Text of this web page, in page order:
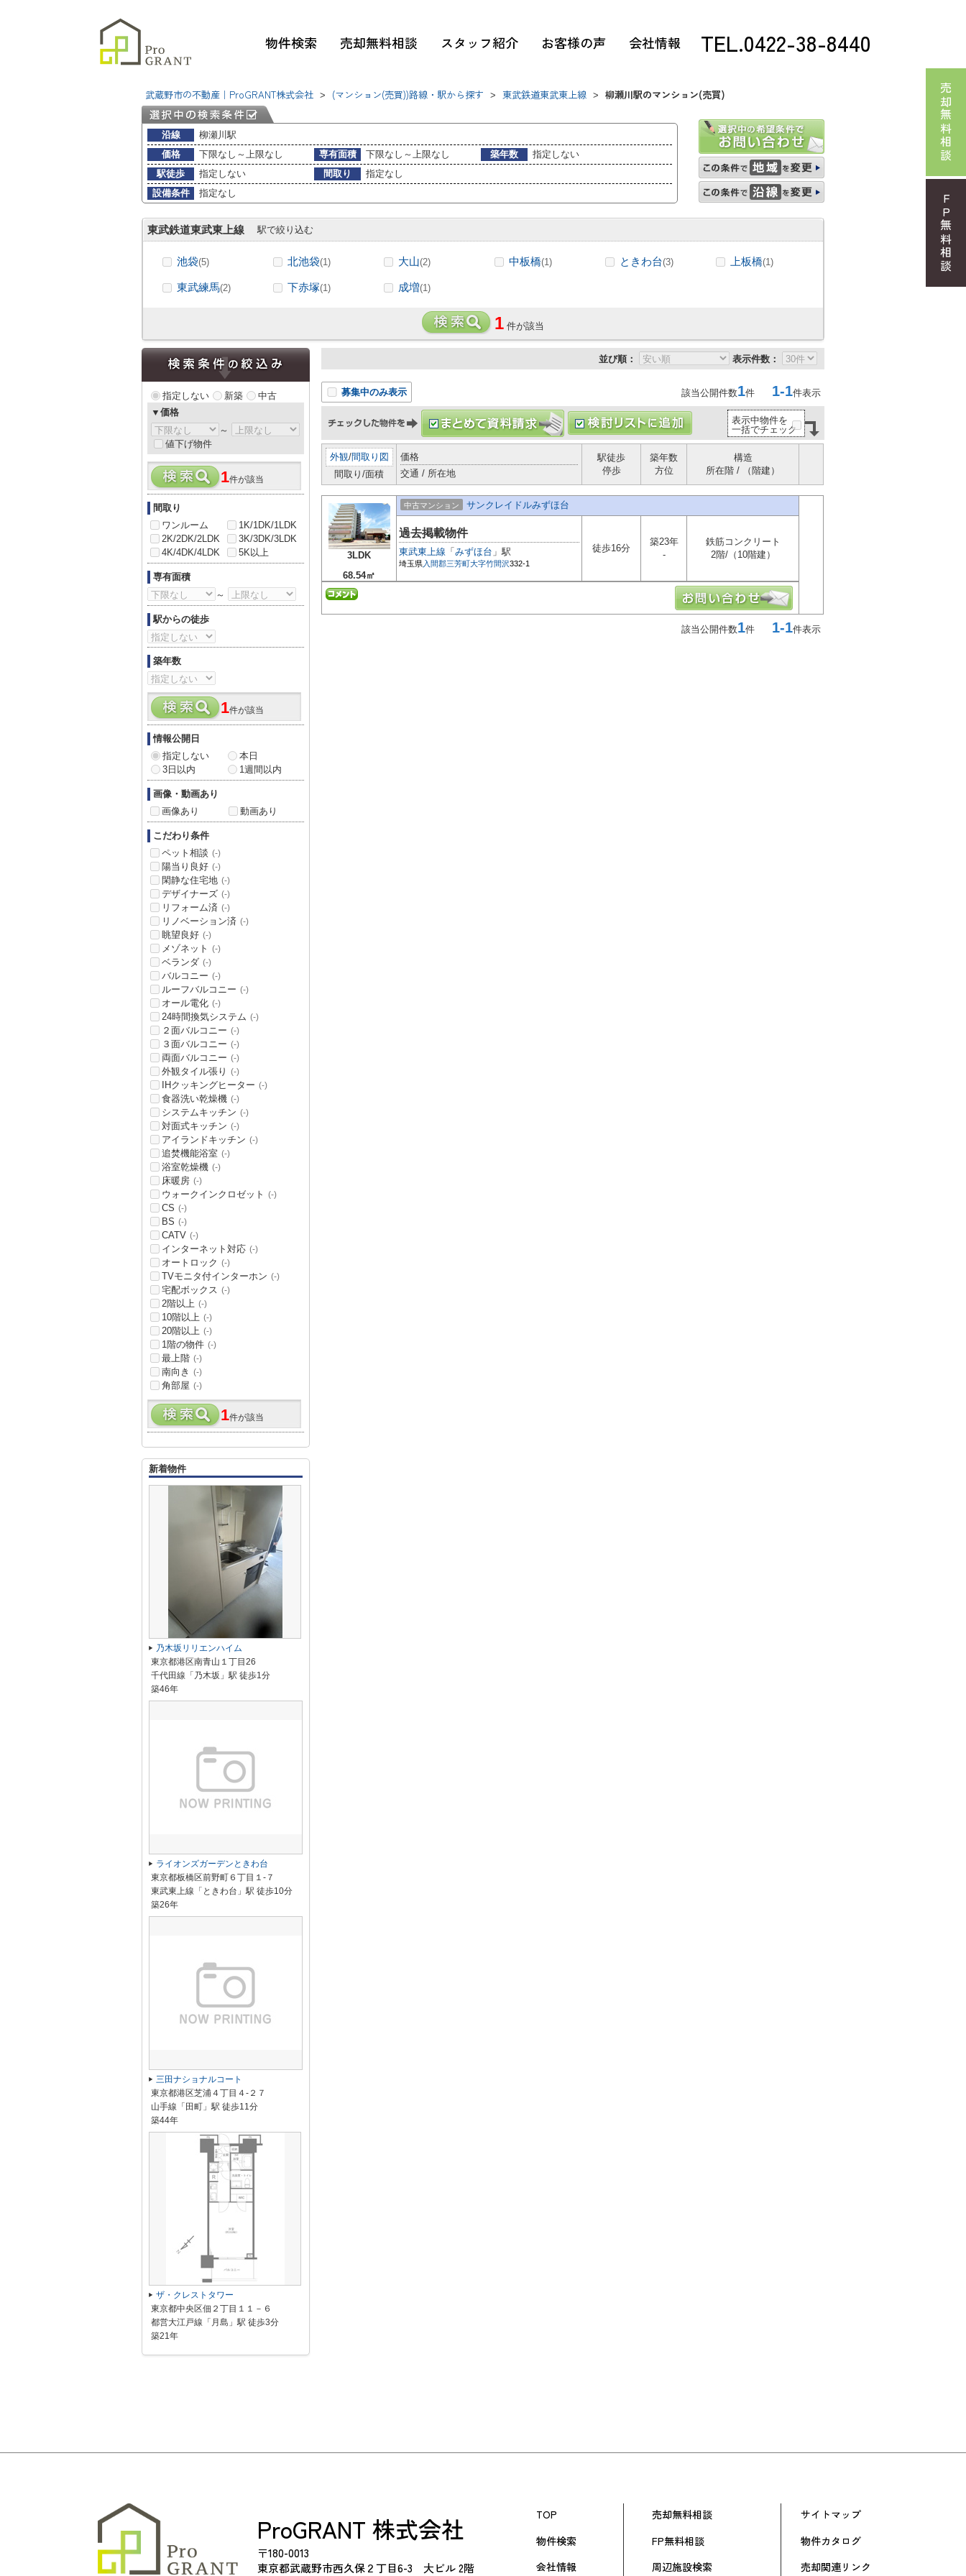
物件検索 売却無料相談 スタッフ紹介 お客様の声 会社情報 TEL.0422-38-8440
武蔵野市の不動産｜ProGRANT株式会社 > (マンション(売買))路線・駅から探す > 東武鉄道東武東上線 > 柳瀬川駅のマンション(売買)
沿線
柳瀬川駅
価格
下限なし～上限なし 専有面積 下限なし～上限なし 築年数
指定しない
駅徒歩
指定しない 間取り
指定なし
設備条件
指定なし
東武鉄道東武東上線 駅で絞り込む
池袋(5) 北池袋(1) 大山(2) 中板橋(1) ときわ台(3) 上板橋(1)
東武練馬(2) 下赤塚(1) 成増(1)
1 件が該当
並び順： 表示件数：
募集中のみ表示 該当公開件数1件 1-1件表示
表示中物件を
一括でチェック
外観/間取り図
間取り/面積
価格
交通 / 所在地
駅徒歩
停歩
築年数
方位
構造
所在階 / （階建）
3LDK
68.54㎡
中古マンション サンクレイドルみずほ台
過去掲載物件
東武東上線 「 みずほ台 」駅
埼玉県入間郡三芳町大字竹間沢332-1
徒歩16分
築23年
-
鉄筋コンクリート
2階/（10階建）
該当公開件数1件 1-1件表示
指定しない 新築
中古
▼価格
～
値下げ物件
1件が該当
間取り
ワンルーム
1K/1DK/1LDK
2K/2DK/2LDK
3K/3DK/3LDK
4K/4DK/4LDK
5K以上
専有面積
～
駅からの徒歩
築年数
1件が該当
情報公開日
指定しない
本日
3日以内
1週間以内
画像・動画あり
画像あり
動画あり
こだわり条件
ペット相談 (-)
陽当り良好 (-)
閑静な住宅地 (-)
デザイナーズ (-)
リフォーム済 (-)
リノベーション済 (-)
眺望良好 (-)
メゾネット (-)
ベランダ (-)
バルコニー (-)
ルーフバルコニー (-)
オール電化 (-)
24時間換気システム (-)
２面バルコニー (-)
３面バルコニー (-)
両面バルコニー (-)
外観タイル張り (-)
IHクッキングヒーター (-)
食器洗い乾燥機 (-)
システムキッチン (-)
対面式キッチン (-)
アイランドキッチン (-)
追焚機能浴室 (-)
浴室乾燥機 (-)
床暖房 (-)
ウォークインクロゼット (-)
CS (-)
BS (-)
CATV (-)
インターネット対応 (-)
オートロック (-)
TVモニタ付インターホン (-)
宅配ボックス (-)
2階以上 (-)
10階以上 (-)
20階以上 (-)
1階の物件 (-)
最上階 (-)
南向き (-)
角部屋 (-)
1件が該当
新着物件
乃木坂リリエンハイム
東京都港区南青山１丁目26
千代田線「乃木坂」駅 徒歩1分
築46年
ライオンズガーデンときわ台
東京都板橋区前野町６丁目１-７
東武東上線「ときわ台」駅 徒歩10分
築26年
三田ナショナルコート
東京都港区芝浦４丁目４-２７
山手線「田町」駅 徒歩11分
築44年
ザ・クレストタワー
東京都中央区佃２丁目１１－６
都営大江戸線「月島」駅 徒歩3分
築21年
ProGRANT 株式会社
〒180-0013
東京都武蔵野市西久保２丁目6-3 大ビル 2階
TOP
物件検索
会社情報
売却無料相談
FP無料相談
周辺施設検索
サイトマップ
物件カタログ
売却関連リンク
売却無料相談
FP無料相談